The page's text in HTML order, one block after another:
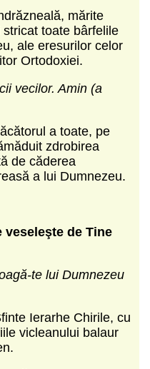
mărite
toate bârfelile
ale eresurilor celor
Ortodoxiei.
vecilor. Amin (a
a toate, pe
zdrobirea
de căderea
a lui Dumnezeu.
veseleşte de Tine
te lui Dumnezeu
Ierarhe Chirile, cu
vicleanului balaur